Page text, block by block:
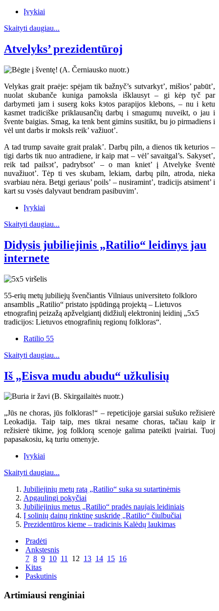
Įvykiai
Skaityti daugiau...
Atvelyks’ prezidentūroj
Velykas grait praėje: spėjam tik bažnyč’s sutvarkyt’, mišios’ pabūt’,
nuolat skubanče kuniga pamoksla išklausyt – gi kėp tyč par
darbymeti jam i suserg koks kэtos parapijos klebons, – nu i ketu
kasmet tradiciške priklausančių darbų i smagumų nuveikt, o jau i
švente baigias. Smag, ka tenk bent gimins susitikt, bu jo pirmadiens i
vėl unt darbs ir moksls reik’ važiuot’.
A tad trump savaite grait pralak’. Darbų piln, a dienos tik keturios –
tigi darbs tik nuo antradiene, ir kaip mat – vėl’ savaitgal’s. Sakyset’,
reik tad pailsэt’, padrybsot’ – o man kniet’ į Atvelyke šventė
nuvažiuot’. Tėp ti ves skubam, lekiam, darbų piln, atroda, nieka
svarbiau nėra. Betgi geriaus’ poils’ – nusiramint’, tradicijs atsiment’ i
kart su vэsės dalyvaut bendram pasibuvim’.
Įvykiai
Skaityti daugiau...
Didysis jubiliejinis „Ratilio“ leidinys jau
internete
55-erių metų jubiliejų švenčiantis Vilniaus universiteto folkloro
ansamblis „Ratilio“ pristato įspūdingą projektą – Lietuvos
etnografinį peizažą apžvelgiantį didžiulį elektroninį leidinį „5x5
tradicijos: Lietuvos etnografinių regionų folkloras“.
Ratilio 55
Skaityti daugiau...
Iš „Eisva mudu abudu“ užkulisių
„Jūs ne choras, jūs folkloras!“ – repeticijoje garsiai sušuko režisierė
Leokadija. Taip taip, mes tikrai nesame choras, tačiau kaip ir
režisierė tikime, jog folklorą scenoje galima pateikti įvairiai. Tuoj
papasakosiu, ką turiu omenyje.
Įvykiai
Skaityti daugiau...
Jubiliejinių metų ratą „Ratilio“ suka su sutartinėmis
Apgaulingi pokyčiai
Jubiliejinius metus „Ratilio“ pradės naujais leidiniais
Į solinių dainų rinktinę suskridę „Ratilio“ čiulbučiai
Prezidentūros kieme – tradicinis Kalėdų laukimas
Pradėti
Ankstesnis
7 8 9 10 11 12 13 14 15 16
Kitas
Paskutinis
Artimiausi renginiai